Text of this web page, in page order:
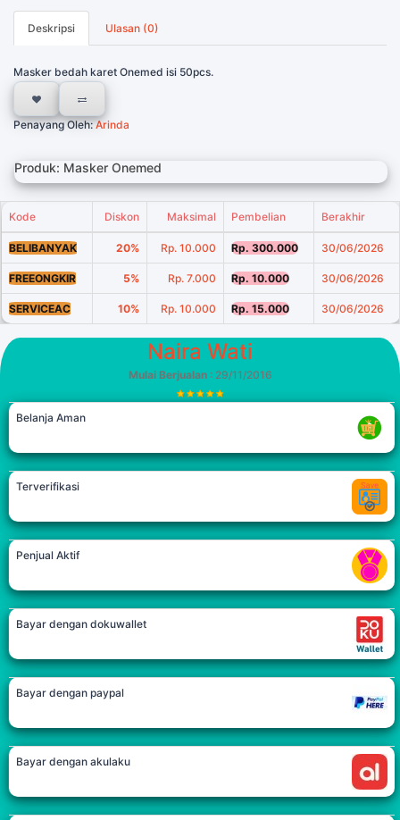
Deskripsi Ulasan (0)
Masker bedah karet Onemed isi 50pcs.
Penayang Oleh:Arinda
Produk: Masker Onemed
Kode Diskon Maksimal Pembelian Berakhir
BELIBANYAK 20% Rp. 10.000 Rp. 300.000 30/06/2026
FREEONGKIR 5% Rp. 7.000 Rp. 10.000 30/06/2026
SERVICEAC 10% Rp. 10.000 Rp. 15.000 30/06/2026
Naira Wati
Mulai Berjualan: 29/11/2016
Belanja Aman
Terverifikasi
Penjual Aktif
Bayar dengan dokuwallet
Bayar dengan paypal
Bayar dengan akulaku